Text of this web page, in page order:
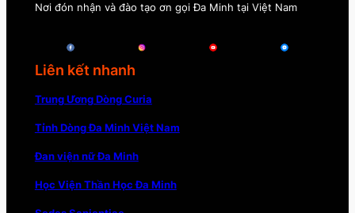
Nơi đón nhận và đào tạo ơn gọi Đa Minh tại Việt Nam
Liên kết nhanh
Trung Ương Dòng Curia
Tỉnh Dòng Đa Minh Việt Nam
Đan viện nữ Đa Minh
Học Viện Thần Học Đa Minh